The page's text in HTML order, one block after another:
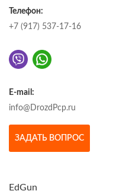
Телефон:
+7 (917) 537-17-16
E-mail:
info@DrozdPcp.ru
ЗАДАТЬ ВОПРОС
EdGun